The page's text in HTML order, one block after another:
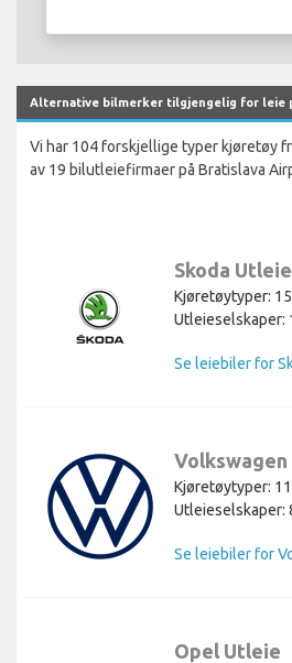
Alternative bilmerker tilgjengelig for leie
Vi har 104 forskjellige typer kjøretøy
av 19 bilutleiefirmaer på Bratislava
Skoda Utleie
Kjøretøytyper: 15
Utleieselskaper:
Se leiebiler for
Kjøretøytyper: 11
Utleieselskaper:
Se leiebiler for
Opel Utleie